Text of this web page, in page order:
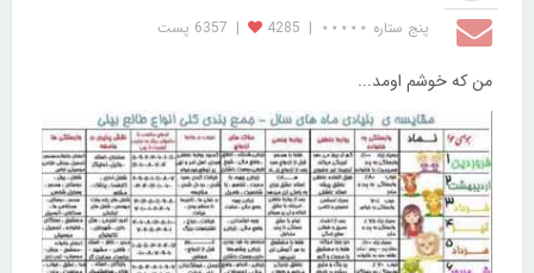
پنج ستاره ⋆⋆⋆⋆⋆ |
4285
| 6357 پست
من که خوشم اومد...